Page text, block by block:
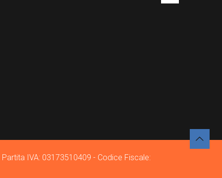
Partita IVA: 03173510409 - Codice Fiscale: